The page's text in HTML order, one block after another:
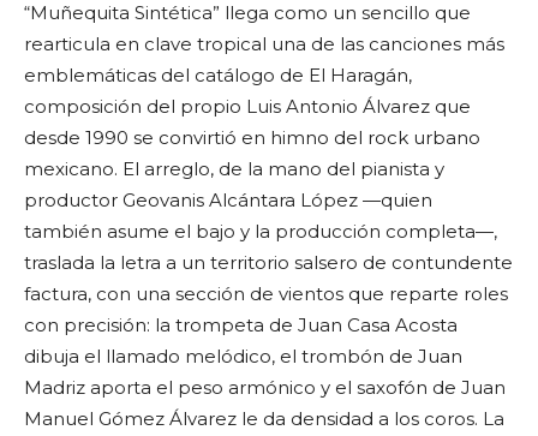
“Muñequita Sintética” llega como un sencillo que
rearticula en clave tropical una de las canciones más
emblemáticas del catálogo de El Haragán,
composición del propio Luis Antonio Álvarez que
desde 1990 se convirtió en himno del rock urbano
mexicano. El arreglo, de la mano del pianista y
productor Geovanis Alcántara López —quien
también asume el bajo y la producción completa—,
traslada la letra a un territorio salsero de contundente
factura, con una sección de vientos que reparte roles
con precisión: la trompeta de Juan Casa Acosta
dibuja el llamado melódico, el trombón de Juan
Madriz aporta el peso armónico y el saxofón de Juan
Manuel Gómez Álvarez le da densidad a los coros. La